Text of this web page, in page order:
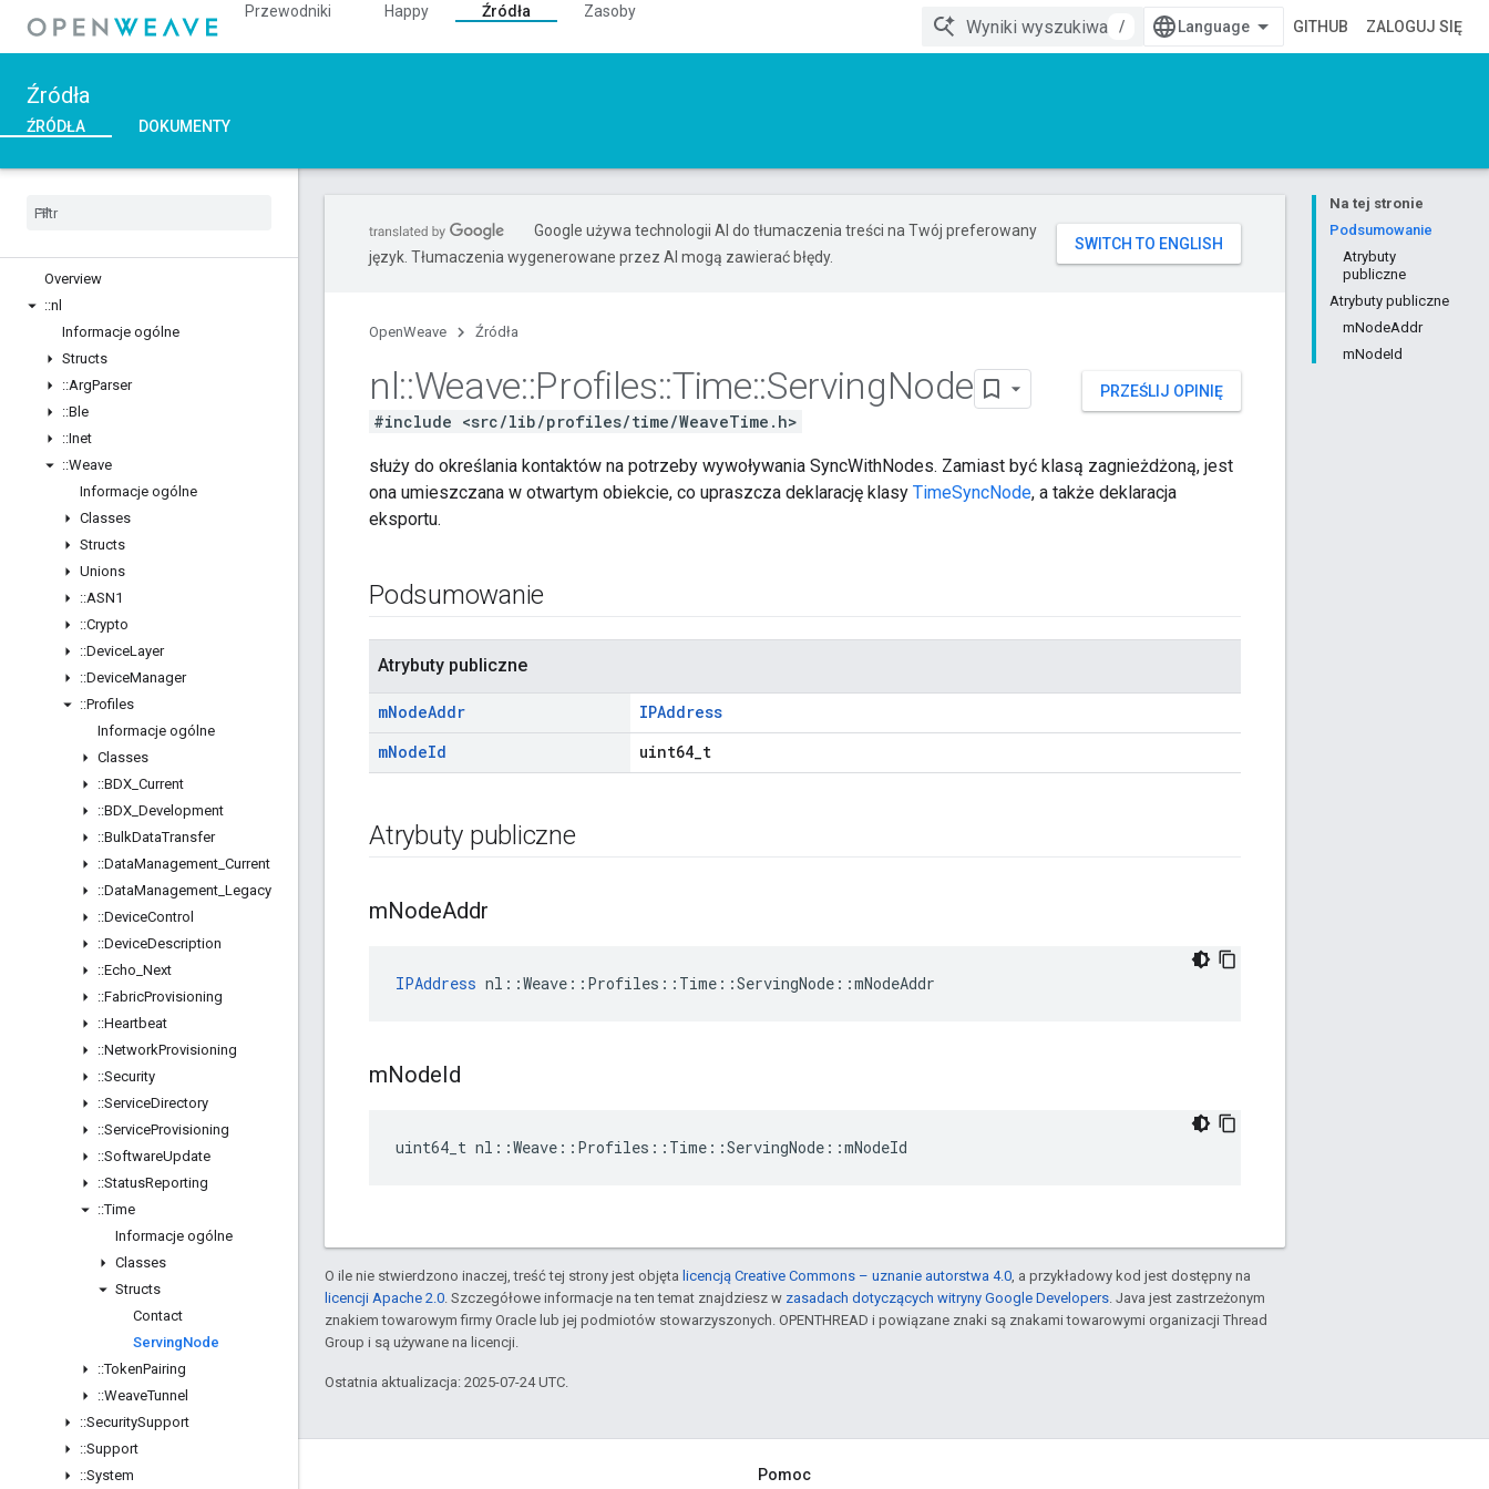
Przewodniki Happy Źródła
Zasoby
/
GITHUB ZALOGUJ SIĘ
Źródła
ŹRÓDŁA DOKUMENTY
Overview
::nl
Informacje ogólne
Structs
::ArgParser
::Ble
::Inet
::Weave
Informacje ogólne
Classes
Structs
Unions
::ASN1
::Crypto
::DeviceLayer
::DeviceManager
::Profiles
Informacje ogólne
Classes
::BDX Current
::BDX Development
::BulkDataTransfer
::DataManagement Current
::DataManagement Legacy
::DeviceControl
::DeviceDescription
::Echo Next
::FabricProvisioning
::Heartbeat
::NetworkProvisioning
::Security
::ServiceDirectory
::ServiceProvisioning
::SoftwareUpdate
::StatusReporting
::Time
Informacje ogólne
Classes
Structs
Contact
ServingNode
::TokenPairing
::WeaveTunnel
::SecuritySupport
::Support
::System
Na tej stronie
Podsumowanie
Atrybuty
publiczne
Atrybuty publiczne
mNodeAddr
mNodeId
Google używa technologii AI do tłumaczenia treści na Twój preferowany
język. Tłumaczenia wygenerowane przez AI mogą zawierać błędy.
OpenWeave Źródła
PRZEŚLIJ OPINIĘ
nl::Weave::Profiles::Time::ServingNode
#include <src/lib/profiles/time/WeaveTime.h>
służy do określania kontaktów na potrzeby wywoływania SyncWithNodes. Zamiast być klasą zagnieżdżoną, jest
ona umieszczana w otwartym obiekcie, co upraszcza deklarację klasy TimeSyncNode, a także deklaracja
eksportu.
Podsumowanie
Atrybuty publiczne
mNodeAddr
IPAddress
mNodeId uint64_t
Atrybuty publiczne
mNodeAddr
IPAddress nl ::Weave :: Profiles :: Time ::ServingNode ::mNodeAddr
mNodeId
uint64_t nl ::Weave :: Profiles :: Time ::ServingNode ::mNodeId
O ile nie stwierdzono inaczej, treść tej strony jest objęta licencją Creative Commons – uznanie autorstwa 4.0, a przykładowy kod jest dostępny na
licencji Apache 2.0. Szczegółowe informacje na ten temat znajdziesz w zasadach dotyczących witryny Google Developers. Java jest zastrzeżonym
znakiem towarowym firmy Oracle lub jej podmiotów stowarzyszonych. OPENTHREAD i powiązane znaki są znakami towarowymi organizacji Thread
Group i są używane na licencji.
Ostatnia aktualizacja: 2025-07-24 UTC.
GitHub Pomoc